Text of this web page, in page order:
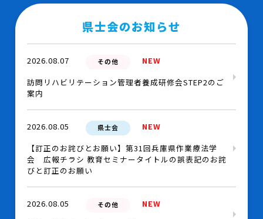
県士会のお知らせ
2026.08.07 その他
NEW
訪問リハビリテーション管理者養成研修会STEP2のご
案内
2026.08.05 県士会
NEW
【訂正のお詫びとお願い】第31回兵庫県作業療法学
会 広報チラシ 教育セミナータイトルの誤表記のお詫
びと訂正のお願い
2026.08.05 その他
NEW